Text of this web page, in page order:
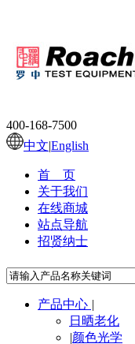
400-168-7500
中文|English
首 页
关于我们
在线商城
站点导航
招贤纳士
产品中心 |
日晒老化
|颜色光学